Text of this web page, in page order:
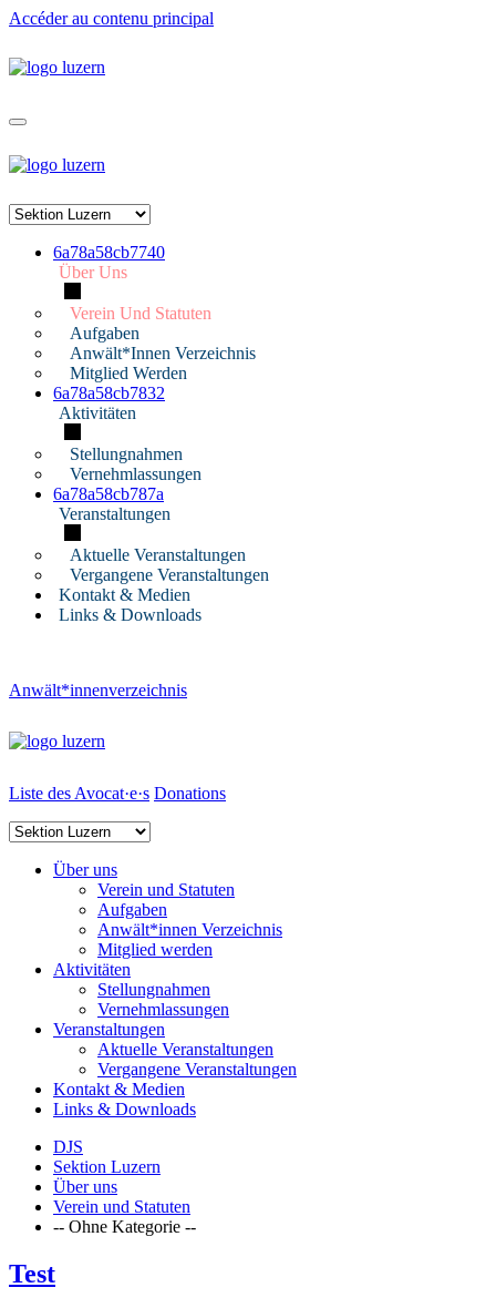
Accéder au contenu principal
6a78a58cb7740
Über Uns
Verein Und Statuten
Aufgaben
Anwält*innen Verzeichnis
Mitglied Werden
6a78a58cb7832
Aktivitäten
Stellungnahmen
Vernehmlassungen
6a78a58cb787a
Veranstaltungen
Aktuelle Veranstaltungen
Vergangene Veranstaltungen
Kontakt & Medien
Links & Downloads
Anwält*innenverzeichnis
Liste des Avocat·e·s Donations
Über uns
Verein und Statuten
Aufgaben
Anwält*innen Verzeichnis
Mitglied werden
Aktivitäten
Stellungnahmen
Vernehmlassungen
Veranstaltungen
Aktuelle Veranstaltungen
Vergangene Veranstaltungen
Kontakt & Medien
Links & Downloads
DJS
Sektion Luzern
Über uns
Verein und Statuten
-- Ohne Kategorie --
Test